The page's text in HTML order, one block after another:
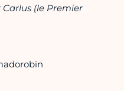
Carlus (le Premier